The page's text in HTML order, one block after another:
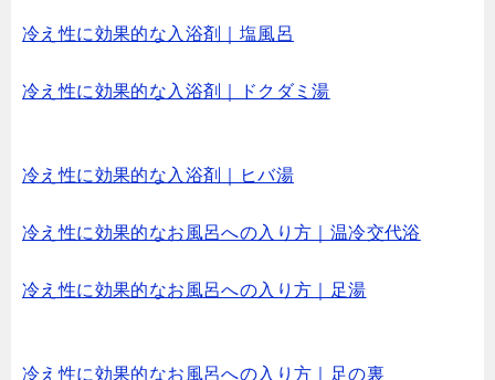
冷え性に効果的な入浴剤｜塩風呂
冷え性に効果的な入浴剤｜ドクダミ湯
冷え性に効果的な入浴剤｜ヒバ湯
冷え性に効果的なお風呂への入り方｜温冷交代浴
冷え性に効果的なお風呂への入り方｜足湯
冷え性に効果的なお風呂への入り方｜足の裏